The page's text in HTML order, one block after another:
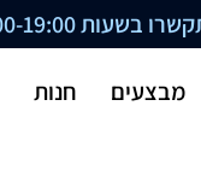
09:00-19:00 לטלפון
מבצעים חנות